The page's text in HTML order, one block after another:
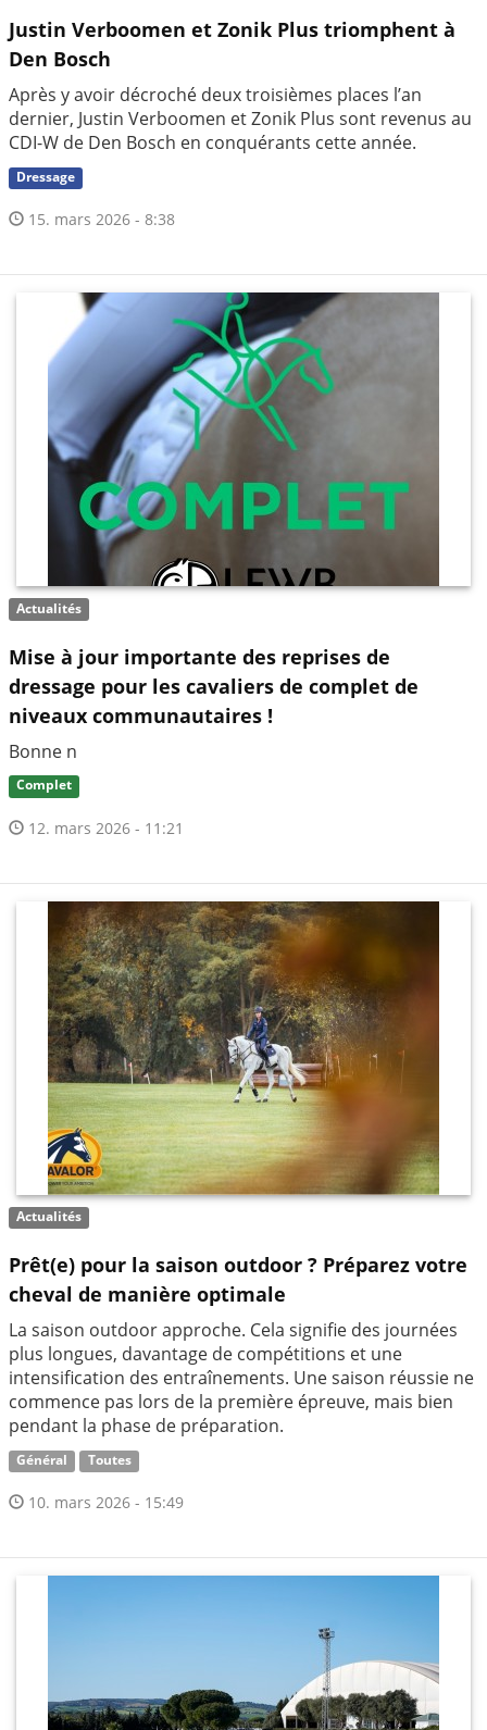
Justin Verboomen et Zonik Plus triomphent à
Den Bosch
Après y avoir décroché deux troisièmes places l’an
dernier, Justin Verboomen et Zonik Plus sont revenus au
CDI-W de Den Bosch en conquérants cette année.
Dressage
15. mars 2026 - 8:38
Actualités
Mise à jour importante des reprises de
dressage pour les cavaliers de complet de
niveaux communautaires !
Bonne n
Complet
12. mars 2026 - 11:21
Actualités
Prêt(e) pour la saison outdoor ? Préparez votre
cheval de manière optimale
La saison outdoor approche. Cela signifie des journées
plus longues, davantage de compétitions et une
intensification des entraînements. Une saison réussie ne
commence pas lors de la première épreuve, mais bien
pendant la phase de préparation.
Général Toutes
10. mars 2026 - 15:49